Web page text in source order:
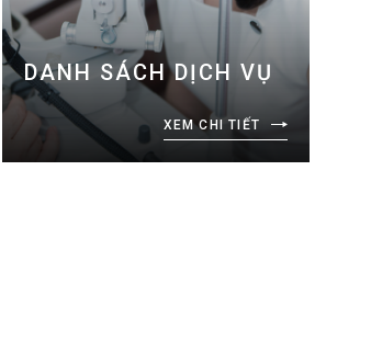
DANH SÁCH DỊCH VỤ
XEM CHI TIẾT